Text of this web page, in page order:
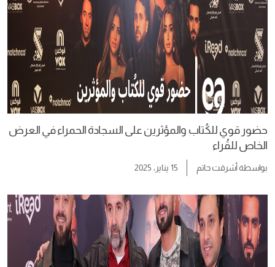
حضور قوي للكُتاب والمؤثرين على السجادة الحمراء في العرض
الخاص للقُراء
بواسطةأشرقت حاتم 15 يناير، 2025